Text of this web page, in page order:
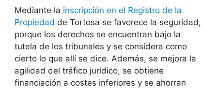
Mediante la inscripción en el Registro de la
Propiedad de Tortosa se favorece la seguridad,
porque los derechos se encuentran bajo la
tutela de los tribunales y se considera como
cierto lo que allí se dice. Además, se mejora la
agilidad del tráfico jurídico, se obtiene
financiación a costes inferiores y se ahorran